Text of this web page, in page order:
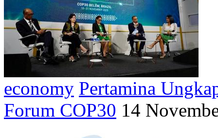
economy Pertamina
Forum COP30 14